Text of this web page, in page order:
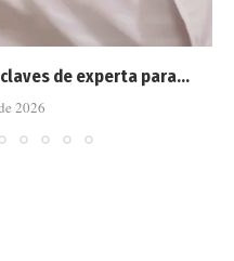
de experta para...
2026